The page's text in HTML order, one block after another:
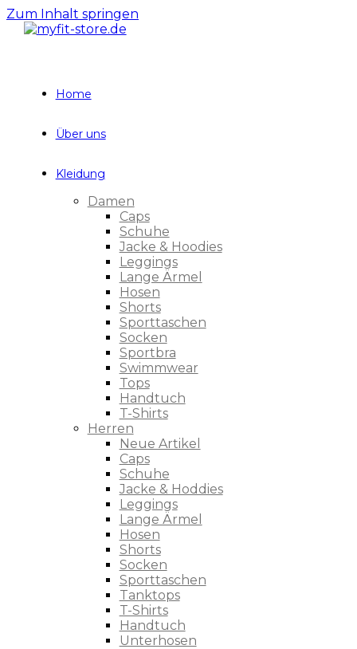
Zum Inhalt springen
Home
Über uns
Kleidung
Damen
Caps
Schuhe
Jacke & Hoodies
Leggings
Lange Ärmel
Hosen
Shorts
Sporttaschen
Socken
Sportbra
Swimmwear
Tops
Handtuch
T-Shirts
Herren
Neue Artikel
Caps
Schuhe
Jacke & Hoddies
Leggings
Lange Ärmel
Hosen
Shorts
Socken
Sporttaschen
Tanktops
T-Shirts
Handtuch
Unterhosen